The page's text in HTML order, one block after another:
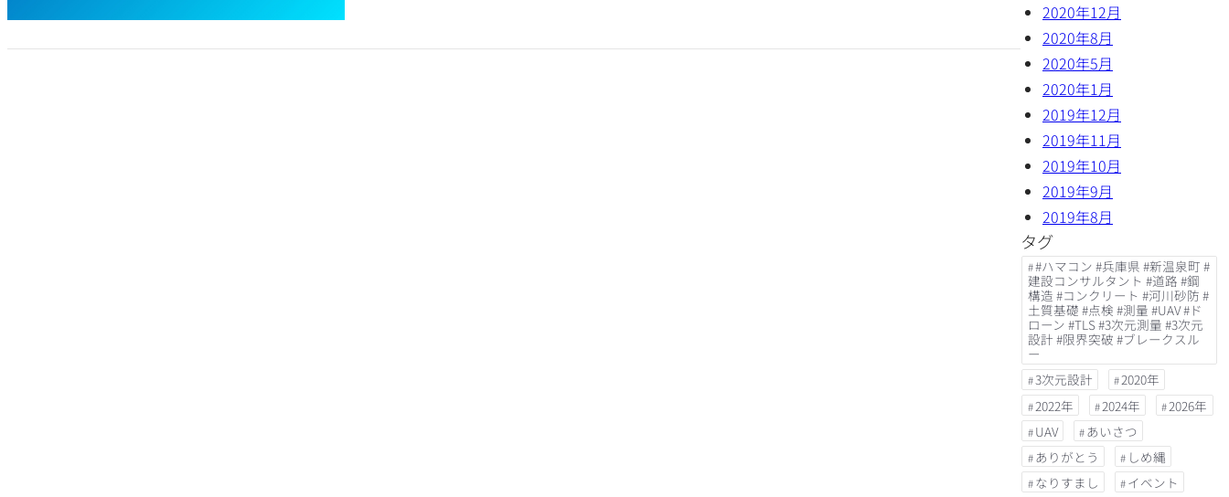
2020年12月
2020年8月
2020年5月
2020年1月
2019年12月
2019年11月
2019年10月
2019年9月
2019年8月
タグ
#ハマコン #兵庫県 #新温泉町 #
建設コンサルタント #道路 #鋼
構造 #コンクリート #河川砂防 #
土質基礎 #点検 #測量 #UAV #ド
ローン #TLS #3次元測量 #3次元
設計 #限界突破 #ブレークスル
ー
3次元設計
2020年
2022年
2024年
2026年
UAV
あいさつ
ありがとう
しめ縄
なりすまし
イベント